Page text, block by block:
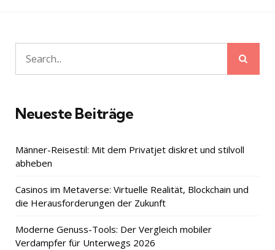
Search
for:
Neueste Beiträge
Männer-Reisestil: Mit dem Privatjet diskret und stilvoll
abheben
Casinos im Metaverse: Virtuelle Realität, Blockchain und
die Herausforderungen der Zukunft
Moderne Genuss-Tools: Der Vergleich mobiler
Verdampfer für Unterwegs 2026